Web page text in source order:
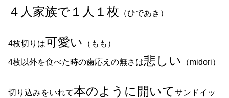
４人家族で１人１枚 （ひであき）
4枚切りは可愛い （もも）
4枚以外を食べた時の歯応えの無さは悲しい （midori）
切り込みをいれて本のように開いて サンドイッ